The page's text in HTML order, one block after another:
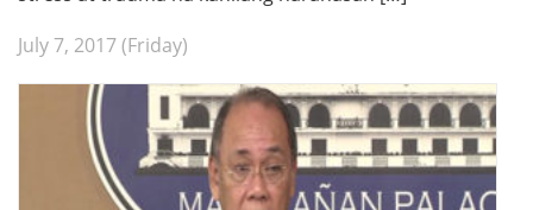
July 7, 2017 (Friday)